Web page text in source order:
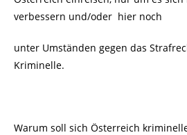
verbessern und/oder hier noch
unter Umständen gegen das
Kriminelle.
Warum soll sich Österreich